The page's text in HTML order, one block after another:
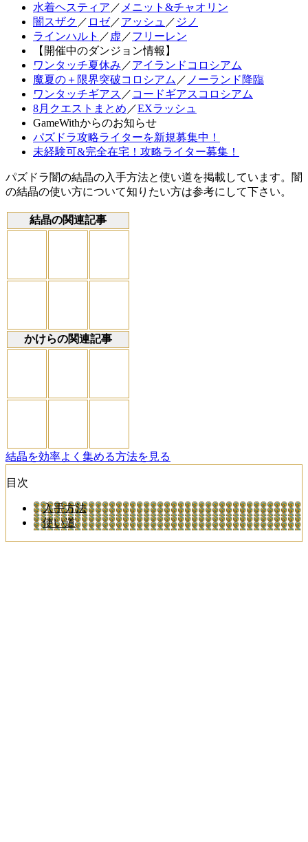
水着ヘスティア ／ メニット&チャオリン
闇スザク ／ ロゼ／アッシュ ／ ジノ
ラインハルト ／ 虚 ／フリーレン
【開催中のダンジョン情報】
ワンタッチ夏休み ／アイランドコロシアム
魔夏の＋限界突破コロシアム ／ ノーランド降臨
ワンタッチギアス ／ コードギアスコロシアム
8月クエストまとめ ／EXラッシュ
GameWithからのお知らせ
パズドラ攻略ライターを新規募集中！
未経験可&完全在宅！攻略ライター募集！
パズドラ闇の結晶の入手方法と使い道を掲載しています。闇
の結晶の使い方について知りたい方は参考にして下さい。
結晶の関連記事
かけらの関連記事
結晶を効率よく集める方法を見る
目次
入手方法
使い道